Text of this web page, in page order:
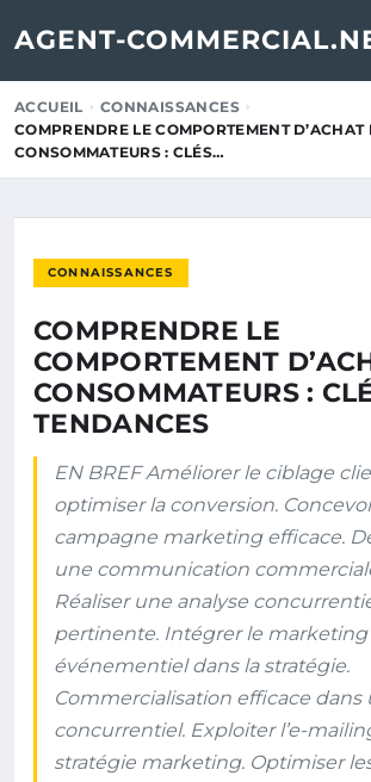
AGENT-
ACCUEIL
CONNAISSANCES
COMPRENDRE LE COMPORTEMENT D’ACHAT
CONSOMMATEURS : CLÉS…
CONNAISSANCES
COMPRENDRE LE
COMPORTEMENT
CONSOMMATEURS :
TENDANCES
EN BREF Améliorer le ciblage
optimiser la conversion.
campagne marketing efficace.
une communication
Réaliser une analyse
pertinente. Intégrer le marketing
événementiel dans la stratégie.
Commercialisation efficace dans
concurrentiel. Exploiter l’e-
stratégie marketing. Optimiser